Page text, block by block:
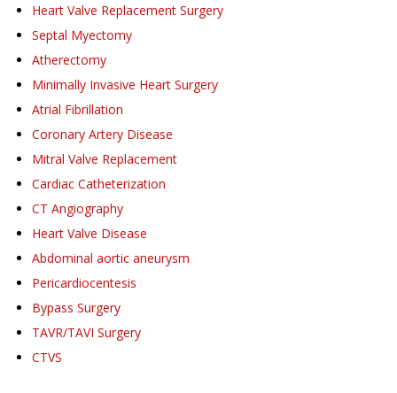
Heart Valve Replacement Surgery
Septal Myectomy
Atherectomy
Minimally Invasive Heart Surgery
Atrial Fibrillation
Coronary Artery Disease
Mitral Valve Replacement
Cardiac Catheterization
CT Angiography
Heart Valve Disease
Abdominal aortic aneurysm
Pericardiocentesis
Bypass Surgery
TAVR/TAVI Surgery
CTVS